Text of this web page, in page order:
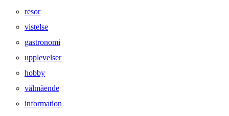
resor
vistelse
gastronomi
upplevelser
hobby
välmående
information